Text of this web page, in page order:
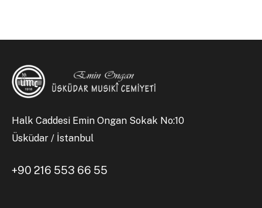
Halk Caddesi Emin Ongan Sokak No:10
Üsküdar / İstanbul
+90 216 553 66 55